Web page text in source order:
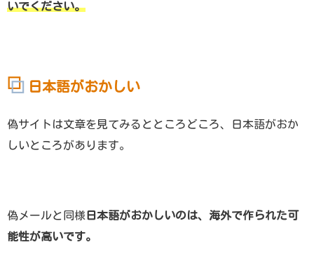
いでください。
日本語がおかしい
偽サイトは文章を見てみるとところどころ、日本語がおか
しいところがあります。
偽メールと同様 日本語がおかしいのは、海外で作られた可
能性が高いです。